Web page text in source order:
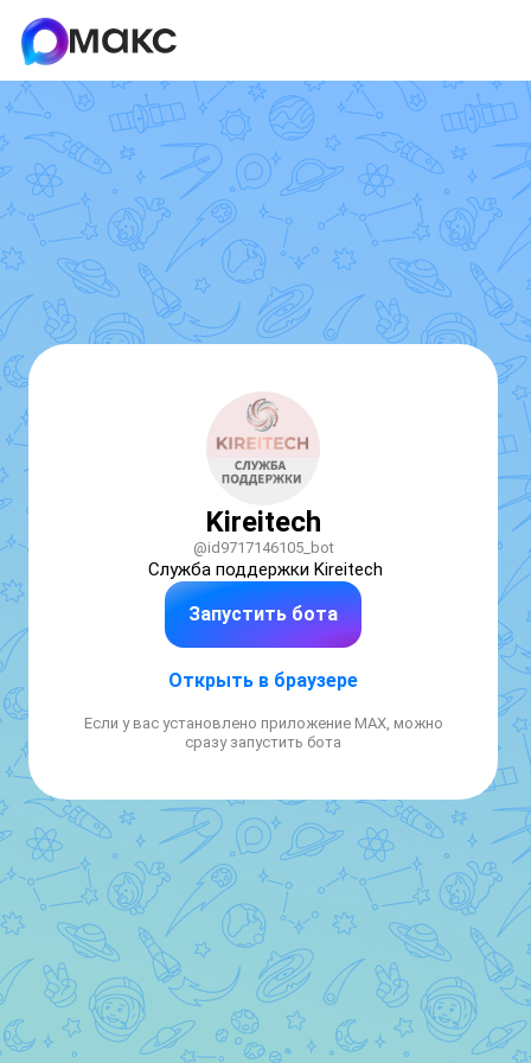
Kireitech
@id9717146105_bot
Служба поддержки Kireitech
Запустить бота
Открыть в браузере
Если у вас установлено приложение MAX, можно
сразу запустить бота